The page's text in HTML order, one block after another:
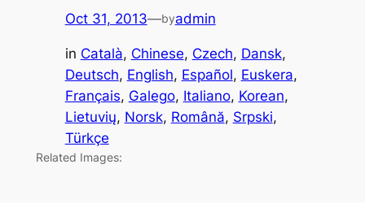
Oct 31, 2013—byadmin
in Català, Chinese, Czech, Dansk
Deutsch, English, Español, Euskera
Français, Galego, Italiano, Korean
Lietuvių, Norsk, Română, Srpski
Türkçe
Related Images: